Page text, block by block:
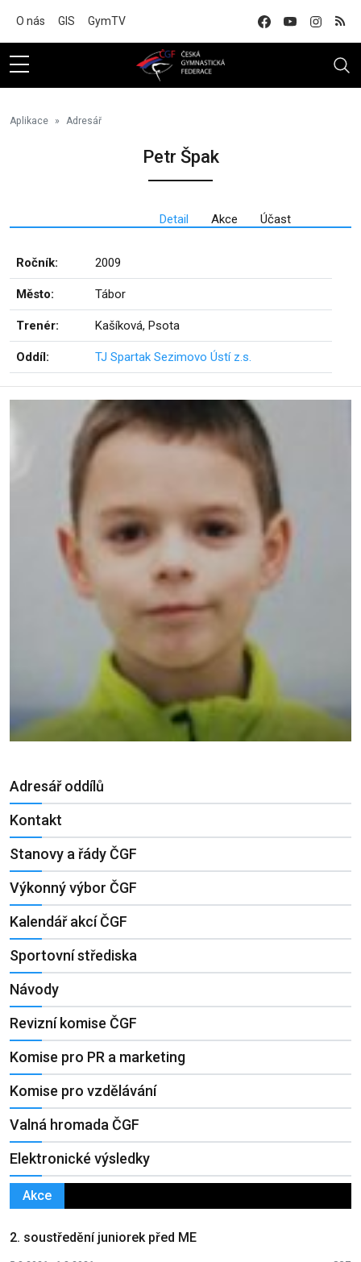
O nás GIS GymTV
Aplikace Adresář
Petr Špak
Detail Akce Účast
Ročník: 2009
Město: Tábor
Trenér: Kašíková, Psota
Oddíl: TJ Spartak Sezimovo Ústí z.s.
Adresář oddílů
Kontakt
Stanovy a řády ČGF
Výkonný výbor ČGF
Kalendář akcí ČGF
Sportovní střediska
Návody
Revizní komise ČGF
Komise pro PR a marketing
Komise pro vzdělávání
Valná hromada ČGF
Elektronické výsledky
Akce
2. soustředění juniorek před ME